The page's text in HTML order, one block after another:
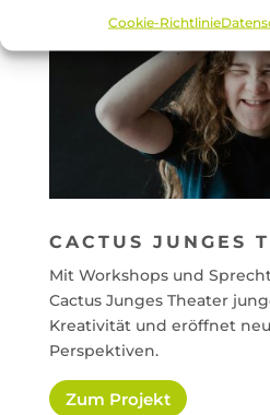
Cookie-Richtlinie
CACTUS JUNGES
Mit Workshops und
Cactus Junges Theater
Kreativität und eröffnet
Perspektiven.
Zum Projekt